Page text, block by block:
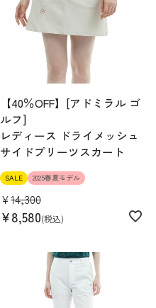
【40％OFF】[アドミラル ゴ
ルフ]
レディース ドライメッシュ
サイドプリーツスカート
SALE 2025春夏モデル
¥14,300
¥8,580 税込